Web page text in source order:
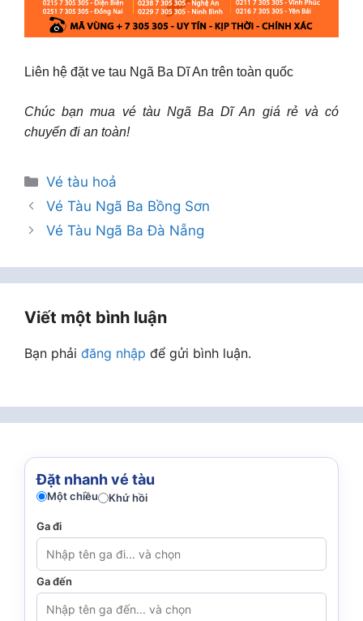
Liên hệ đặt ve tau Ngã Ba Dĩ An trên toàn quốc
Chúc bạn mua vé tàu Ngã Ba Dĩ An giá rẻ và có
chuyến đi an toàn!
Danh
mục
Vé tàu hoả
Vé Tàu Ngã Ba Bồng Sơn
Vé Tàu Ngã Ba Đà Nẵng
Viết một bình luận
Bạn phải đăng nhập để gửi bình luận.
Đặt nhanh vé tàu
Một chiều Khứ hồi
Ga đi
Ga đến